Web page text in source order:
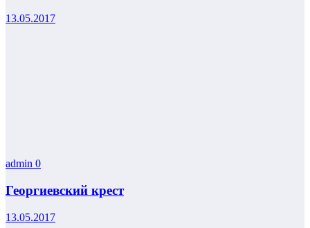
13.05.2017
admin 0
Георгиевский крест
13.05.2017